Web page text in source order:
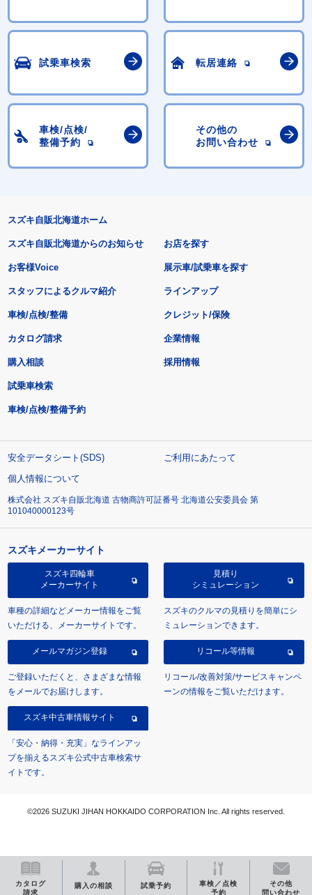
試乗車検索 転居連絡
車検/点検/
整備予約
その他の
お問い合わせ
カタログ
請求
購入の相談 試乗予約
車検／点検
予約
その他
問い合わせ
スズキ自販北海道ホーム
スズキ自販北海道からのお知らせ
お客様Voice
スタッフによるクルマ紹介
お店を探す
展示車/試乗車を探す
ラインアップ
車検/点検/整備 クレジット/保険
カタログ請求
購入相談
試乗車検索
車検/点検/整備予約
企業情報
採用情報
安全データシート(SDS)
ご利用にあたって
個人情報について
株式会社 スズキ自販北海道 古物商許可証番号 北海道公安委員会 第
101040000123号
スズキメーカーサイト
スズキ四輪車
メーカーサイト
車種の詳細などメーカー情報をご覧
いただける、メーカーサイトです。
見積り
シミュレーション
スズキのクルマの見積りを簡単にシ
ミュレーションできます。
メールマガジン登録
ご登録いただくと、さまざまな情報
をメールでお届けします。
リコール等情報
リコール/改善対策/サービスキャンペ
ーンの情報をご覧いただけます。
スズキ中古車情報サイト
「安心・納得・充実」なラインアッ
プを揃えるスズキ公式中古車検索サ
イトです。
©2026 SUZUKI JIHAN HOKKAIDO CORPORATION Inc. All rights reserved.